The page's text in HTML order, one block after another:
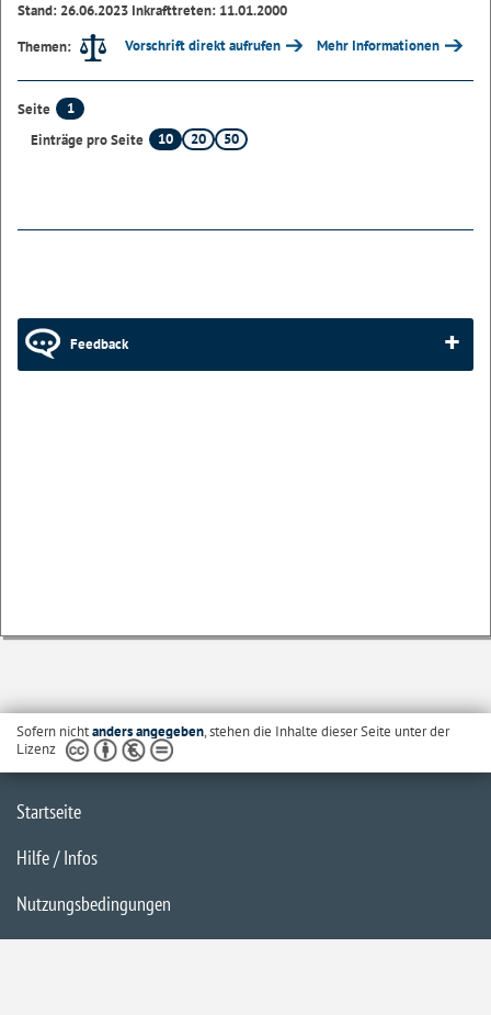
Stand: 26.06.2023 Inkrafttreten: 11.01.2000
Themen:
Vorschrift direkt aufrufen Mehr Informationen
Seite
1
Einträge pro Seite
10 20 50
Feedback
Sofern nichtanders angegeben, stehen die Inhalte dieser Seite unter der
Lizenz
Startseite
Hilfe / Infos
Nutzungsbedingungen